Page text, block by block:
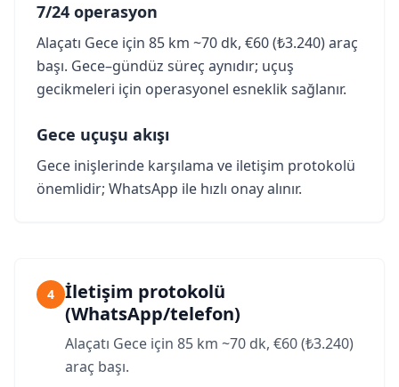
7/24 operasyon
Alaçatı Gece için 85 km ~70 dk, €60 (₺3.240) araç
başı. Gece–gündüz süreç aynıdır; uçuş
gecikmeleri için operasyonel esneklik sağlanır.
Gece uçuşu akışı
Gece inişlerinde karşılama ve iletişim protokolü
önemlidir; WhatsApp ile hızlı onay alınır.
4
İletişim protokolü
(WhatsApp/telefon)
Alaçatı Gece için 85 km ~70 dk, €60 (₺3.240)
araç başı.